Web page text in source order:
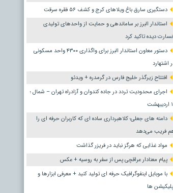
دستگیری سارق باغ ویلاهای کرج و کشف ۵۶ فقره سرقت
استاندار البرز بر ساماندهی و حمایت از واحدهای تولیدی
دیده تاکید کرد
دستور معاون استاندار البرز برای واگذاری ۴۳۰۰ واحد مسکونی
اشتهارد
افتتاح زیرگذر خلیج فارس در گرمدره + ویدئو
اجرای محدودیت تردد در جاده کندوان و آزادراه تهران – شمال ؛
دامنه های جعلی؛ کلاهبرداری ساده ای که کاربران حرفه ای را
فریب می‌دهد
مواد غذایی که هرگز نباید در فریزر گذاشت
پیام معنادار عراقچی پس از سفر به روسیه + عکس
با موبایل اینفوگرافیک حرفه ای تولید کنید + معرفی ابزارها و
ها